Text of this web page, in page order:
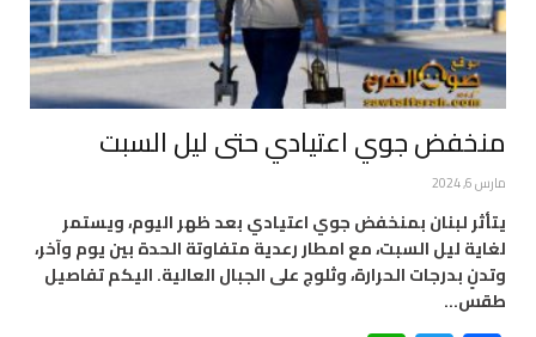
منخفض جوي اعتيادي حتى ليل السبت
مارس 6, 2024
يتأثر لبنان بمنخفض جوي اعتيادي بعد ظهر اليوم، ويستمر
لغاية ليل السبت، مع امطار رعدية متفاوتة الحدة بين يوم وآخر،
وتدنٍ بدرجات الحرارة، وثلوج على الجبال العالية. اليكم تفاصيل
طقس…